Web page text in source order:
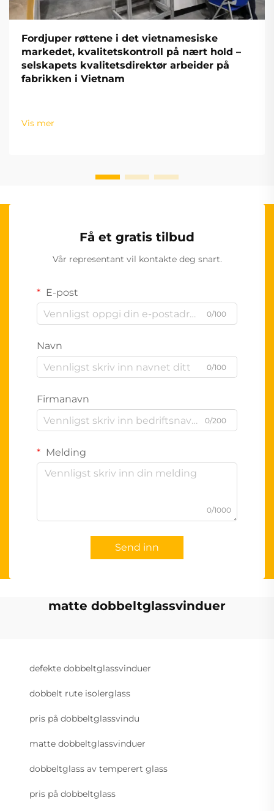
Fordjuper røttene i det vietnamesiske
markedet, kvalitetskontroll på nært hold –
selskapets kvalitetsdirektør arbeider på
fabrikken i Vietnam
Vis mer
Få et gratis tilbud
Vår representant vil kontakte deg snart.
E-post
0/100
Navn
0/100
Firmanavn
0/200
Melding
0/1000
Send inn
matte dobbeltglassvinduer
defekte dobbeltglassvinduer
dobbelt rute isolerglass
pris på dobbeltglassvindu
matte dobbeltglassvinduer
dobbeltglass av temperert glass
pris på dobbeltglass